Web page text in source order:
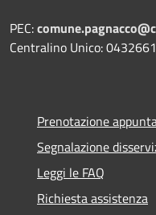
PEC:
Centralino Unico:
Prenotazione
Segnalazione
Leggi le FAQ
Richiesta assistenza